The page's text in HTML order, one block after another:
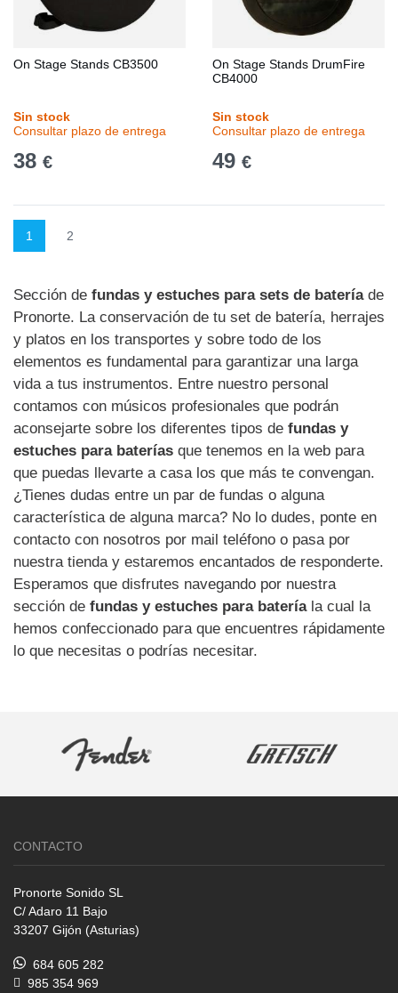
On Stage Stands CB3500
Sin stock
Consultar plazo de entrega
38 €
On Stage Stands DrumFire
CB4000
Sin stock
Consultar plazo de entrega
49 €
1 2
Sección de fundas y estuches para sets de bateríade
Pronorte. La conservación de tu set de batería, herrajes
y platos en los transportes y sobre todo de los
elementos es fundamental para garantizar una larga
vida a tus instrumentos. Entre nuestro personal
contamos con músicos profesionales que podrán
aconsejarte sobre los diferentes tipos de fundas y
estuches para baterías que tenemos en la web para
que puedas llevarte a casa los que más te convengan.
¿Tienes dudas entre un par de fundas o alguna
característica de alguna marca? No lo dudes, ponte en
contacto con nosotros por mail teléfono o pasa por
nuestra tienda y estaremos encantados de responderte.
Esperamos que disfrutes navegando por nuestra
sección de fundas y estuches para bateríala cual la
hemos confeccionado para que encuentres rápidamente
lo que necesitas o podrías necesitar.
CONTACTO
Pronorte Sonido SL
C/ Adaro 11 Bajo
33207 Gijón (Asturias)
684 605 282
985 354 969